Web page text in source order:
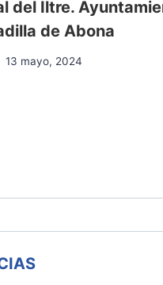
del Iltre.
de Abona
13 mayo, 2024